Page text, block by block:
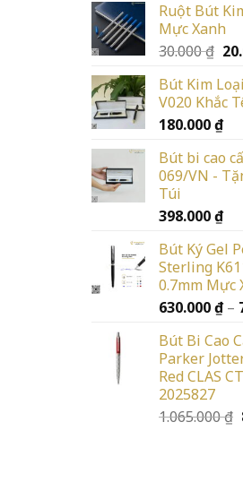
Ruột Bút
Mực Xanh
30.000₫ Giá
là:
Bút Kim
V020 Khắc
180.000₫
Bút bi cao
069/VN -
Túi
398.000₫
Bút Ký Gel
Sterling
0.7mm Mực
630.000₫ –
Bút Bi Cao
Parker
Red CLAS
2025827
1.065.000₫